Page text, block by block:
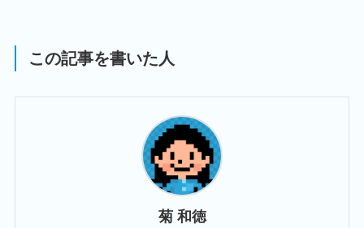
この記事を書いた人
菊 和徳